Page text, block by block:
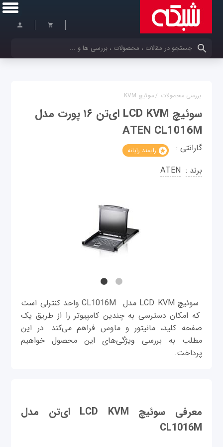
کلمات کلیدی خود را وارد کنید
بررسی محصولات /سوئیچ KVM
سوئيچ LCD KVM ای‌تن ۱۶ پورت مدل
ATEN CL1016M
گارانتی : رایمند رایانه
برند : ATEN
سوئیچ LCD KVM مدل CL1016M واحد کنترلی است
که امکان دسترسی به چندین کامپیوتر را از طریق یک
صفحه کلید، مانیتور و ماوس فراهم می‌کند. در این
مطلب به بررسی ویژگی‌های این محصول خواهیم
پرداخت.
معرفی سوئيچ LCD KVM ای‌تن مدل
CL1016M